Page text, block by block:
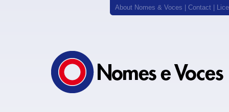
About Nomes & Voces Contact